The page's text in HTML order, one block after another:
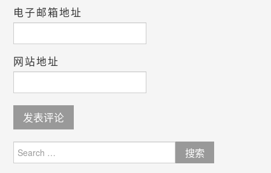
电子邮箱地址
网站地址
for: